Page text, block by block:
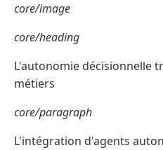
core/image
core/heading
L'autonomie décisionnelle
métiers
core/paragraph
L'intégration d'agents